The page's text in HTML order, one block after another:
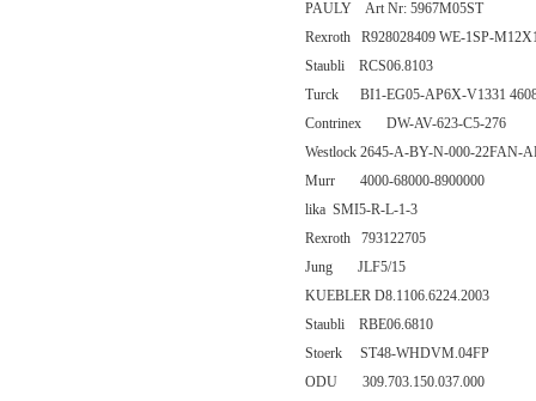
PAULY Art Nr: 5967M05ST
Rexroth R928028409 WE-1SP-
Staubli RCS06.8103
Turck BI1-EG05-AP6X-V1331
Contrinex DW-AV-623-C5-276
Westlock 2645-A-BY-N-000-22FAN-
Murr 4000-68000-8900000
lika SMI5-R-L-1-3
Rexroth 793122705
Jung JLF5/15
KUEBLER D8.1106.6224.2003
Staubli RBE06.6810
Stoerk ST48-WHDVM.04FP
ODU 309.703.150.037.000